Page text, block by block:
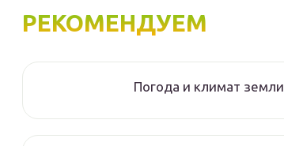
РЕКОМЕНДУЕМ
Погода и климат земли